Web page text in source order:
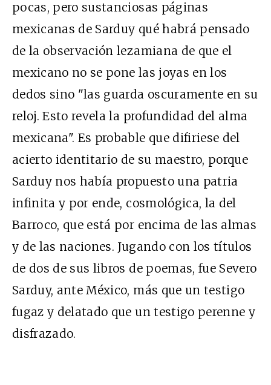
pocas, pero sustanciosas páginas
mexicanas de Sarduy qué habrá pensado
de la observación lezamiana de que el
mexicano no se pone las joyas en los
dedos sino "las guarda oscuramente en su
reloj. Esto revela la profundidad del alma
mexicana". Es probable que difiriese del
acierto identitario de su maestro, porque
Sarduy nos había propuesto una patria
infinita y por ende, cosmológica, la del
Barroco, que está por encima de las almas
y de las naciones. Jugando con los títulos
de dos de sus libros de poemas, fue Severo
Sarduy, ante México, más que un testigo
fugaz y delatado que un testigo perenne y
disfrazado.